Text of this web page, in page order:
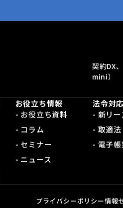
契約DX
mini）
お役立ち情報
- お役立ち資料
- コラム
- セミナー
- ニュース
法令対応
- 新リ
- 取適法
- 電子
プライバシーポリシー情報